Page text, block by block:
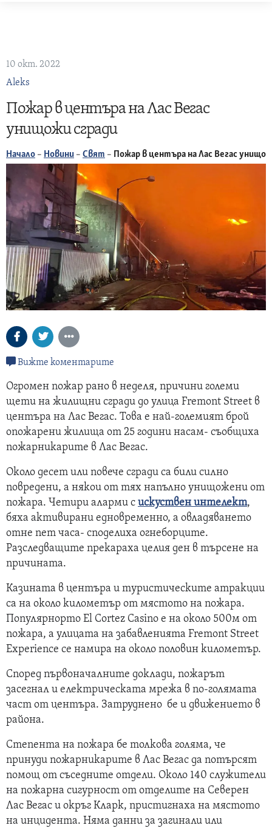
10 окт. 2022
Aleks
Пожар в центъра на Лас Вегас
унищожи сгради
Начало – Новини – Свят – Пожар в центъра на Лас Вегас
Вижте коментарите
Огромен пожар рано в неделя, причини големи
щети на жилищни сгради до улица Fremont Street в
центъра на Лас Вегас. Това е най-големият брой
опожарени жилища от 25 години насам- съобщиха
пожарникарите в Лас Вегас.
Около десет или повече сгради са били силно
повредени, а някои от тях напълно унищожени от
пожара. Четири аларми с искуствен интелект,
бяха активирани едновременно, а овладяването
отне пет часа- споделиха огнеборците.
Разследващите прекараха целия ден в търсене на
причината.
Казината в центъра и туристическите атракции
са на около километър от мястото на пожара.
Популярнорто El Cortez Casino е на около 500м от
пожара, а улицата на забавленията Fremont Street
Experience се намира на около половин километър.
Според първоначалните доклади, пожарът
засегнал и електрическата мрежа в по-голямата
част от центъра. Затруднено бе и движението в
района.
Степента на пожара бе толкова голяма, че
принуди пожарникарите в Лас Вегас да потърсят
помощ от съседните отдели. Около 140 служители
на пожарна сигурност от отделите на Северен
Лас Вегас и окръг Кларк, пристигнаха на мястото
на инцидента. Няма данни за загинали или